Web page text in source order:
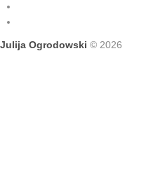
Julija Ogrodowski © 2026